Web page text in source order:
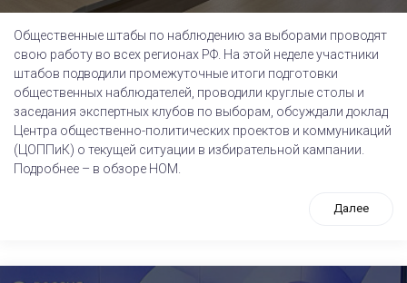
Общественные штабы по наблюдению за выборами проводят
свою работу во всех регионах РФ. На этой неделе участники
штабов подводили промежуточные итоги подготовки
общественных наблюдателей, проводили круглые столы и
заседания экспертных клубов по выборам, обсуждали доклад
Центра общественно-политических проектов и коммуникаций
(ЦОППиК) о текущей ситуации в избирательной кампании.
Подробнее – в обзоре НОМ.
Далее